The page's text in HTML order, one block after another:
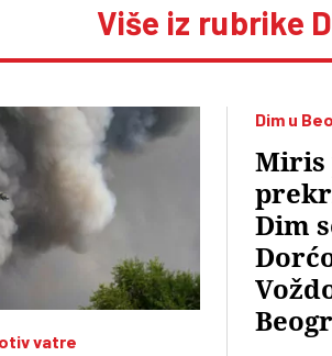
Više iz rubrike
vatre
Dim u
Miris
Dim